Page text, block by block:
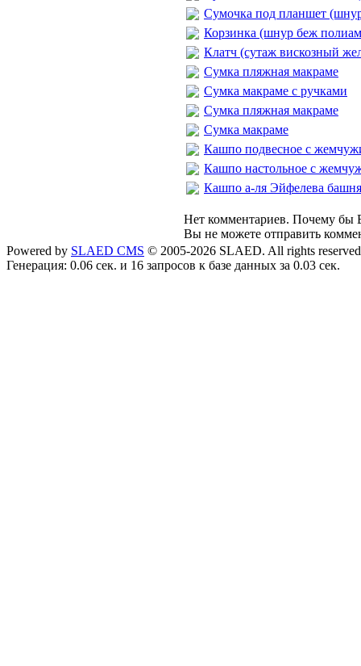
Сумочка под планшет
Корзинка (шнур беж
Клатч (сутаж вискозный
Сумка пляжная макраме
Сумка макраме с ручками
Сумка пляжная макраме
Сумка макраме
Кашпо подвесное с
Кашпо настольное с
Кашпо а-ля Эйфелева башня
Нет комментариев. Почему бы
Вы не можете отправить
Powered by SLAED CMS © 2005-2026 SLAED. All rights
Генерация: 0.06 сек. и 16 запросов к базе данных за 0.03 сек.